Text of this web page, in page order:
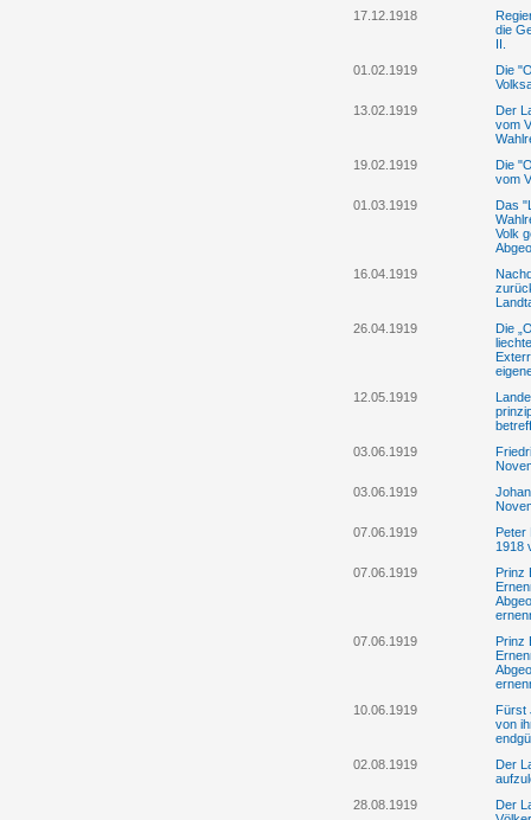
17.12.1918
die
II.
01.02.1919
Die
13.02.1919
Der
vom
19.02.1919
Die
vom
01.03.1919
Das
Volk
16.04.1919
26.04.1919
Die
12.05.1919
03.06.1919
03.06.1919
07.06.1919
Peter
1918
07.06.1919
Prinz
07.06.1919
Prinz
10.06.1919
Fürst
von
02.08.1919
Der
28.08.1919
Der